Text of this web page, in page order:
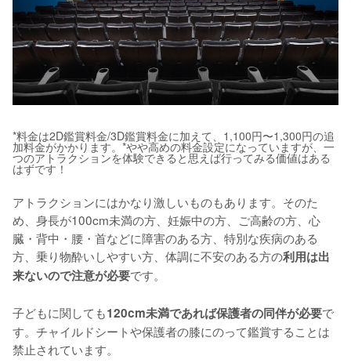
*料金は2D鑑賞料金/3D鑑賞料金に加えて、1,100円〜1,300円の追
加料金がかかります。*やや高めの料金設定になっていますが、一
つのアトラクションを体験できると思えば行ってみる価値はある
はずです！
アトラクションにはかなり激しいものもあります。そのた
め、身長が100cm未満の方、妊娠中の方、ご高齢の方、心
臓・背中・腰・首などに障害のある方、特別な疾病のある
方、乗り物酔いしやすい方、体調に不安のある方の利用は出
来ないので注意が必要です。
子どもに関しても120cm未満であれば保護者の同伴が必要で
す。チャイルドシートや保護者の膝にのって鑑賞することは